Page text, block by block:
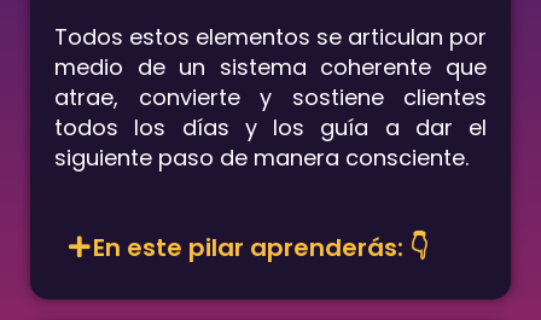
Todos estos elementos se articulan por
medio de un sistema coherente que
atrae, convierte y sostiene clientes
todos los días y los guía a dar el
siguiente paso de manera consciente.
En este pilar aprenderás: 👇